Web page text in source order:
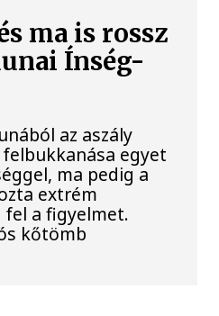
ma is rossz
Ínség-
az aszály
egyet
ma pedig a
extrém
fel a figyelmet.
kőtömb